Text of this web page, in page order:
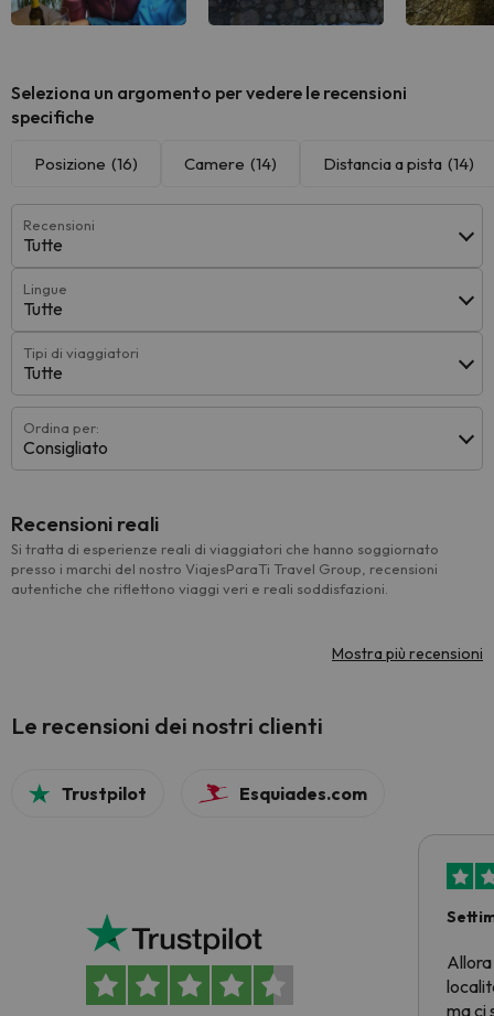
Seleziona un argomento per vedere le recensioni
specifiche
Posizione (16) Camere (14) Distancia a pista (14)
Recensioni
Tutte
Lingue
Tutte
Tipi di viaggiatori
Tutte
Ordina per:
Consigliato
Recensioni reali
Si tratta di esperienze reali di viaggiatori che hanno soggiornato
presso i marchi del nostro ViajesParaTi Travel Group, recensioni
autentiche che riflettono viaggi veri e reali soddisfazioni.
Mostra più recensioni
Le recensioni dei nostri clienti
Trustpilot Esquiades.com
Allora
ma ci